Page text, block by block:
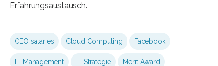
Erfahrungsaustausch.
CEO salaries Cloud Computing Facebook
IT-Management IT-Strategie Merit Award